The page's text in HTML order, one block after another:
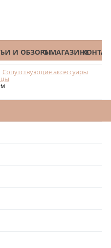
И ОБЗОРЫО МАГАЗИНЕ
Сопутствующие аксессуары